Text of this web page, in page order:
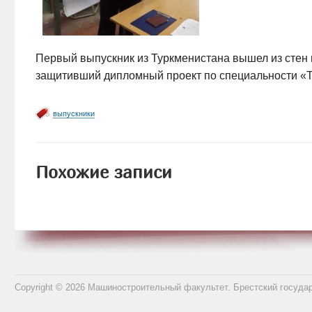
Первый выпускник из Туркменистана вышел из
защитивший дипломный проект по специальности
выпускники
Похожие записи
Copyright © 2026 Машиностроительный факультет. Брестский